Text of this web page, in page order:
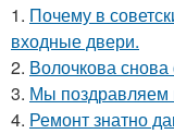
1. Почему в
входные двери.
2. Волочкова
3. Мы поздравляем
4. Ремонт знатно